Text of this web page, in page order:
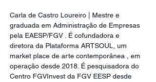
Carla de Castro Loureiro | Mestre e
graduada em Administração de Empresas
pela EAESP/FGV . É cofundadora e
diretora da Plataforma ARTSOUL, um
market place de arte contemporânea , em
operação desde 2018. É pesquisadora do
Centro FGVInvest da FGV EESP desde